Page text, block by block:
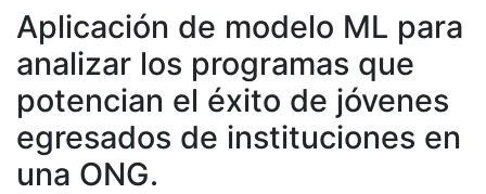
All of DSpace
Statistics
Aplicación de modelo ML para
analizar los programas que
potencian el éxito de jóvenes
egresados de instituciones en
una ONG.